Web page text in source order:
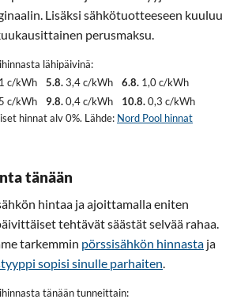
Lisäksi sähkötuotteeseen kuuluu
perusmaksu.
lähipäivinä:
c/kWh 5.8.3,4 c/kWh 6.8. 1,0 c/kWh
c/kWh 9.8.0,4 c/kWh 10.8.0,3 c/kWh
hinnat alv 0%. Lähde: Nord Pool hinnat
tänään
hintaa ja ajoittamalla eniten
tehtävät säästät selvää rahaa.
tarkemmin pörssisähkön hinnasta ja
sopisi sinulle parhaiten
tänään tunneittain: